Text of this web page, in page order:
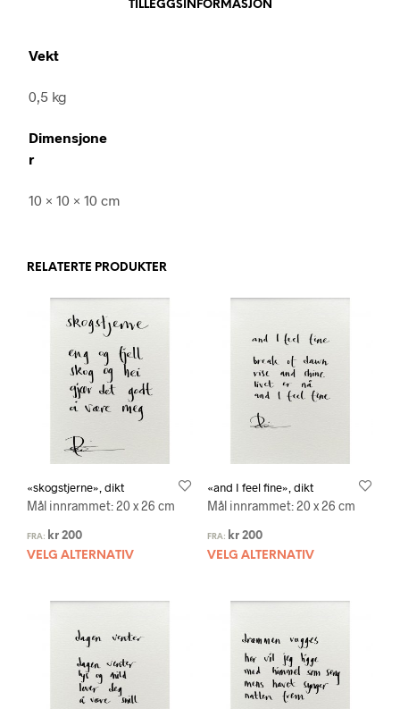
TILLEGGSINFORMASJON
Vekt
0,5 kg
Dimensjone
r
10 × 10 × 10 cm
RELATERTE PRODUKTER
«skogstjerne», dikt
Mål innrammet: 20 x 26 cm
FRA: kr 200
VELG ALTERNATIV
«and I feel fine», dikt
Mål innrammet: 20 x 26 cm
FRA: kr200
VELG ALTERNATIV